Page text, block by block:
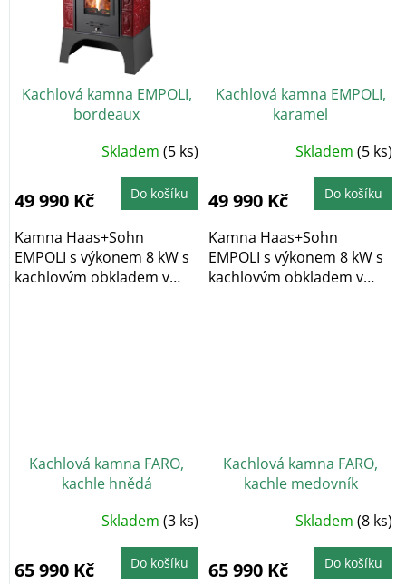
Kachlová kamna EMPOLI,
bordeaux
Skladem (5 ks)
49 990 Kč Do košíku
Kamna Haas+Sohn
EMPOLI s výkonem 8 kW s
kachlovým obkladem v
klasickém dekoru v
Kachlová kamna EMPOLI,
karamel
Skladem (5 ks)
49 990 Kč Do košíku
Kamna Haas+Sohn
EMPOLI s výkonem 8 kW s
kachlovým obkladem v
klasickém dekoru v...
Kachlová kamna FARO,
kachle hnědá
Skladem (3 ks)
65 990 Kč Do košíku
Kachlová kamna FARO,
kachle medovník
Skladem (8 ks)
65 990 Kč Do košíku